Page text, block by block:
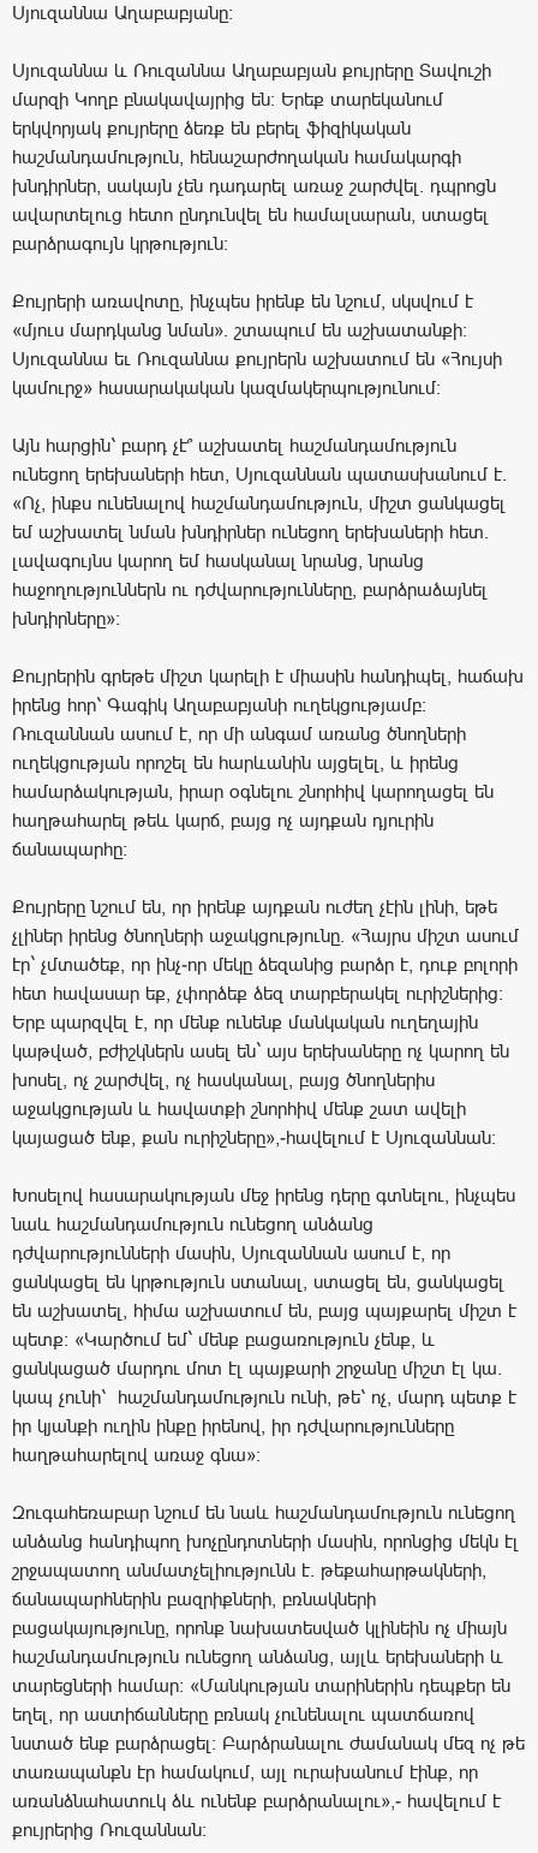
Սյուզաննա Աղաբաբյանը։
Սյուզաննա և Ռուզաննա Աղաբաբյան քույրերը Տավուշի
մարզի Կողբ բնակավայրից են։ Երեք տարեկանում
երկվորյակ քույրերը ձեռք են բերել ֆիզիկական
հաշմանդամություն, հենաշարժողական համակարգի
խնդիրներ, սակայն չեն դադարել առաջ շարժվել. դպրոցն
ավարտելուց հետո ընդունվել են համալսարան, ստացել
բարձրագույն կրթություն։
Քույրերի առավոտը, ինչպես իրենք են նշում, սկսվում է
«մյուս մարդկանց նման». շտապում են աշխատանքի։
Սյուզաննա եւ Ռուզաննա քույրերն աշխատում են «Հույսի
կամուրջ» հասարակական կազմակերպությունում։
Այն հարցին՝ բարդ չէ՞ աշխատել հաշմանդամություն
ունեցող երեխաների հետ, Սյուզաննան պատասխանում է.
«Ոչ, ինքս ունենալով հաշմանդամություն, միշտ ցանկացել
եմ աշխատել նման խնդիրներ ունեցող երեխաների հետ.
լավագույնս կարող եմ հասկանալ նրանց, նրանց
հաջողություններն ու դժվարությունները, բարձրաձայնել
խնդիրները»։
Քույրերին գրեթե միշտ կարելի է միասին հանդիպել, հաճախ
իրենց հոր՝ Գագիկ Աղաբաբյանի ուղեկցությամբ։
Ռուզաննան ասում է, որ մի անգամ առանց ծնողների
ուղեկցության որոշել են հարևանին այցելել, և իրենց
համարձակության, իրար օգնելու շնորհիվ կարողացել են
հաղթահարել թեև կարճ, բայց ոչ այդքան դյուրին
ճանապարհը։
Քույրերը նշում են, որ իրենք այդքան ուժեղ չէին լինի, եթե
չլիներ իրենց ծնողների աջակցությունը. «Հայրս միշտ ասում
էր` չմտածեք, որ ինչ-որ մեկը ձեզանից բարձր է, դուք բոլորի
հետ հավասար եք, չփորձեք ձեզ տարբերակել ուրիշներից։
Երբ պարզվել է, որ մենք ունենք մանկական ուղեղային
կաթված, բժիշկներն ասել են` այս երեխաները ոչ կարող են
խոսել, ոչ շարժվել, ոչ հասկանալ, բայց ծնողներիս
աջակցության և հավատքի շնորհիվ մենք շատ ավելի
կայացած ենք, քան ուրիշները»,-հավելում է Սյուզաննան։
Խոսելով հասարակության մեջ իրենց դերը գտնելու, ինչպես
նաև հաշմանդամություն ունեցող անձանց
դժվարությունների մասին, Սյուզաննան ասում է, որ
ցանկացել են կրթություն ստանալ, ստացել են, ցանկացել
են աշխատել, հիմա աշխատում են, բայց պայքարել միշտ է
պետք։ «Կարծում եմ` մենք բացառություն չենք, և
ցանկացած մարդու մոտ էլ պայքարի շրջանը միշտ էլ կա.
կապ չունի՝ հաշմանդամություն ունի, թե՝ ոչ, մարդ պետք է
իր կյանքի ուղին ինքը իրենով, իր դժվարությունները
հաղթահարելով առաջ գնա»։
Զուգահեռաբար նշում են նաև հաշմանդամություն ունեցող
անձանց հանդիպող խոչընդոտների մասին, որոնցից մեկն էլ
շրջապատող անմատչելիությունն է. թեքահարթակների,
ճանապարհներին բազրիքների, բռնակների
բացակայությունը, որոնք նախատեսված կլինեին ոչ միայն
հաշմանդամություն ունեցող անձանց, այլև երեխաների և
տարեցների համար։ «Մանկության տարիներին դեպքեր են
եղել, որ աստիճանները բռնակ չունենալու պատճառով
նստած ենք բարձրացել։ Բարձրանալու ժամանակ մեզ ոչ թե
տառապանքն էր համակում, այլ ուրախանում էինք, որ
առանձնահատուկ ձև ունենք բարձրանալու»,- հավելում է
քույրերից Ռուզաննան։